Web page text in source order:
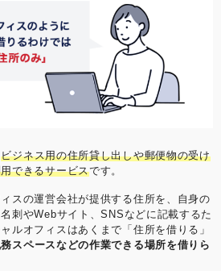
ビジネス用の住所貸し出しや郵便物の受け
できるサービスです。
スの運営会社が提供する住所を、自身の
刺やWebサイト、SNSなどに記載するた
ルオフィスはあくまで「住所を借りる」
スペースなどの作業できる場所を借りら